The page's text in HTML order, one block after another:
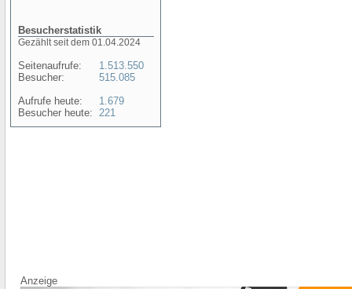
Besucherstatistik
Gezählt seit dem 01.04.2024
Seitenaufrufe:
Besucher:
Aufrufe heute:
Besucher heute:
1.513.550
515.085
1.679
221
Anzeige